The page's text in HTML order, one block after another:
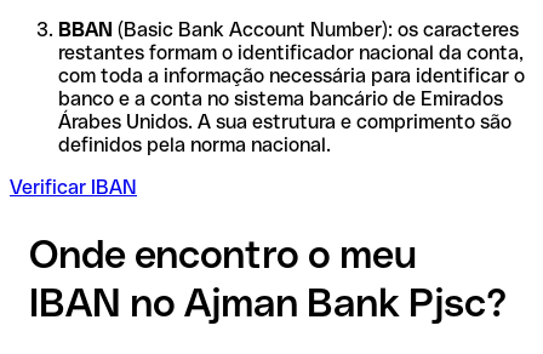
BBAN (Basic Bank Account Number): os caracteres
restantes formam o identificador nacional da conta,
com toda a informação necessária para identificar o
banco e a conta no sistema bancário de Emirados
Árabes Unidos. A sua estrutura e comprimento são
definidos pela norma nacional.
Verificar IBAN
Onde encontro o meu
IBAN no Ajman Bank Pjsc?